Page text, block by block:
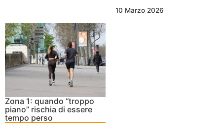
10 Marzo 2026
Zona 1: quando “troppo
piano” rischia di essere
tempo perso